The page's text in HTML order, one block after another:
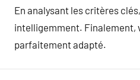
En analysant les critères
intelligemment. Finalement,
parfaitement adapté.